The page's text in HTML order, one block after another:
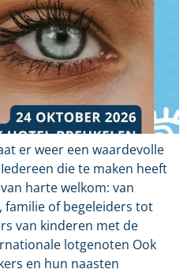
er weer een waardevolle
die te maken heeft
harte welkom: van
of begeleiders tot
van kinderen met de
lotgenoten Ook
en hun naasten